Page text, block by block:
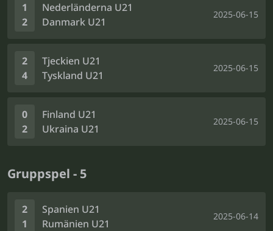
1
2
Nederländerna U21
Danmark U21
2025-06-15
2
4
Tjeckien U21
Tyskland U21
2025-06-15
0
2
Finland U21
Ukraina U21
2025-06-15
Gruppspel - 5
2
1
Spanien U21
Rumänien U21
2025-06-14